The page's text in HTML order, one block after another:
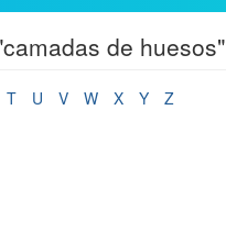
de huesos"
T U V W X Y
Z